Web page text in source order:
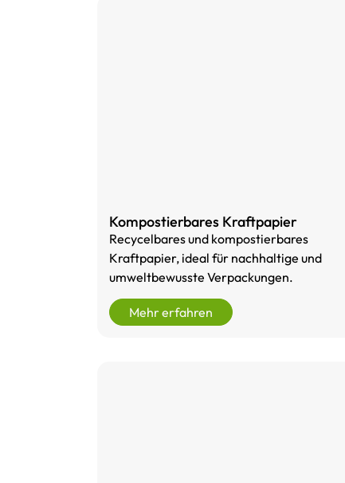
Kompostierbares Kraftpapier
Recycelbares und kompostierbares
Kraftpapier, ideal für nachhaltige und
umweltbewusste Verpackungen.
Mehr erfahren